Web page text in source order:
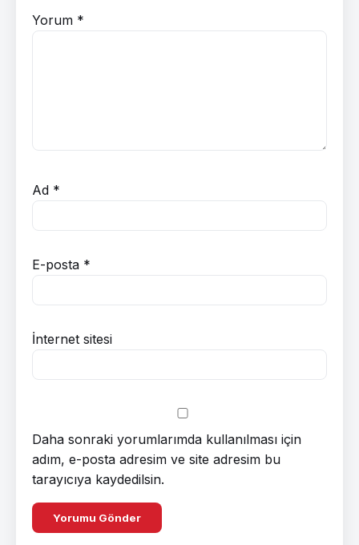
Yorum *
Ad *
E-posta *
İnternet sitesi
Daha sonraki yorumlarımda kullanılması için
adım, e-posta adresim ve site adresim bu
tarayıcıya kaydedilsin.